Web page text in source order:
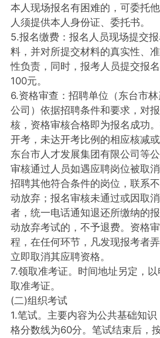
本人现场报名有困难的，可委托
人须提供本人身份证、委托书。
5.报名缴费：报名人员现场提交
料，并对所提交材料的真实性、
性负责，同时，报考人员提交报
100元。
6.资格审查：招聘单位（东台市
公司）依据招聘条件和要求，对
核，资格审核合格即为报名成功
开考，未达开考比例的相应核减
东台市人才发展集团有限公司等
审核通过人员如遇应聘岗位被取
招聘其他符合条件的岗位，联系
动放弃；报名审核未通过或因取
者，统一电话通知退还所缴纳的
动放弃考试的，不予退费。资格
程，在任何环节，凡发现报考者
立即取消其应聘资格。
7.领取准考证。时间地址另定，
取准考证。
(二)组织考试
1.笔试。主要内容为公共基础知
格分数线为60分。笔试结束后，